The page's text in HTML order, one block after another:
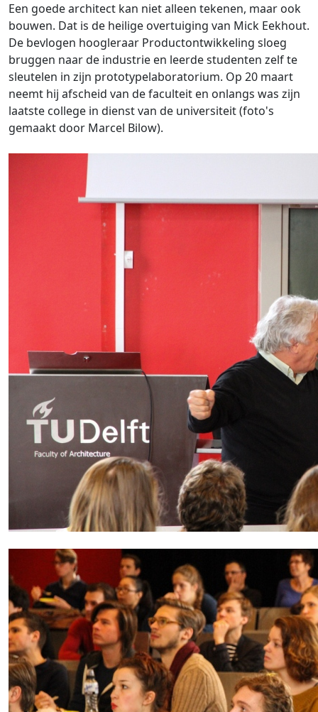
Een goede architect kan niet alleen tekenen, maar ook
bouwen. Dat is de heilige overtuiging van Mick Eekhout.
De bevlogen hoogleraar Productontwikkeling sloeg
bruggen naar de industrie en leerde studenten zelf te
sleutelen in zijn prototypelaboratorium. Op 20 maart
neemt hij afscheid van de faculteit en onlangs was zijn
laatste college in dienst van de universiteit (foto's
gemaakt door Marcel Bilow).